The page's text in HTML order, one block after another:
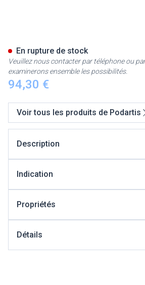
94,30 €
En rupture de stock
Veuillez nous contacter par téléphone ou
examinerons ensemble les possibilités.
Voir tous les produits de Podartis
Description
Indication
Propriétés
Détails